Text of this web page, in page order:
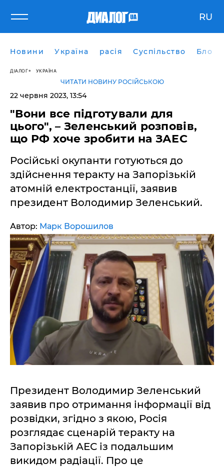
RU
Новини Україна расія Суспільство Блоги
ДІАЛОГ УКРАЇНА
ЧИТАТИ НОВИНУ РОСІЙСЬКОЮ
22 червня 2023, 13:54
"Вони все підготували для
цього", – Зеленський розповів,
що РФ хоче зробити на ЗАЕС
Російські окупанти готуються до
здійснення теракту на Запорізькій
атомній електростанції, заявив
президент Володимир Зеленський.
Автор: Марк Ворошилов
Президент Володимир Зеленський
заявив про отримання інформації від
розвідки, згідно з якою, Росія
розглядає сценарій теракту на
Запорізькій АЕС із подальшим
викидом радіації. Про це